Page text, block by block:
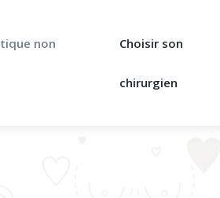
non Choisir son
chirurgien